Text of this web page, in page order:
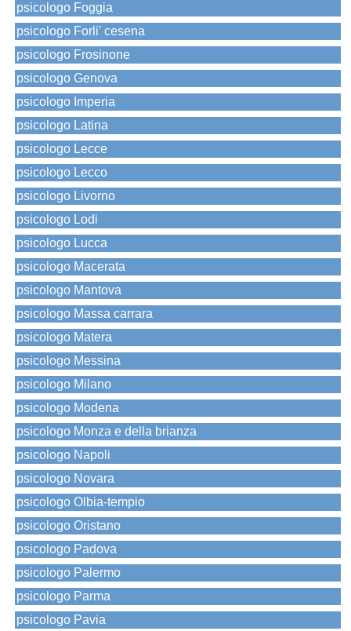
psicologo Foggia
psicologo Forli' cesena
psicologo Frosinone
psicologo Genova
psicologo Imperia
psicologo Latina
psicologo Lecce
psicologo Lecco
psicologo Livorno
psicologo Lodi
psicologo Lucca
psicologo Macerata
psicologo Mantova
psicologo Massa carrara
psicologo Matera
psicologo Messina
psicologo Milano
psicologo Modena
psicologo Monza e della brianza
psicologo Napoli
psicologo Novara
psicologo Olbia-tempio
psicologo Oristano
psicologo Padova
psicologo Palermo
psicologo Parma
psicologo Pavia